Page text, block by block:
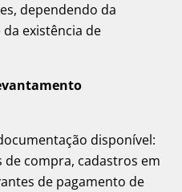
dependendo da
existência de
disponível:
compra, cadastros em
de pagamento de